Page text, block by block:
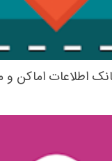
اطلاعات اماکن و